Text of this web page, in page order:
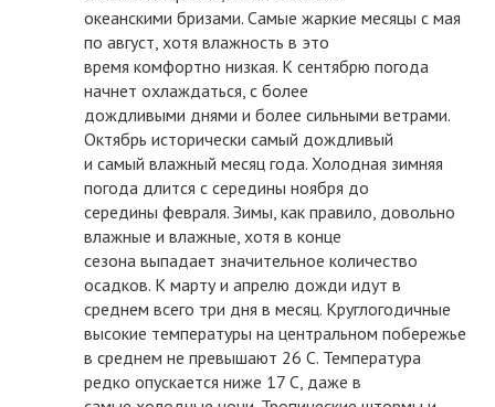
океанскими бризами. Самые жаркие месяцы с мая
по август, хотя влажность в это
время комфортно низкая. К сентябрю погода
начнет охлаждаться, с более
дождливыми днями и более сильными ветрами.
Октябрь исторически самый дождливый
и самый влажный месяц года. Холодная зимняя
погода длится с середины ноября до
середины февраля. Зимы, как правило, довольно
влажные и влажные, хотя в конце
сезона выпадает значительное количество
осадков. К марту и апрелю дожди идут в
среднем всего три дня в месяц. Круглогодичные
высокие температуры на центральном побережье
в среднем не превышают 26 С. Температура
редко опускается ниже 17 С, даже в